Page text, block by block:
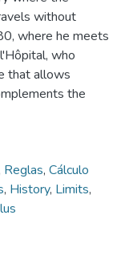
without
where he meets
who
that allows
the
Reglas, Cálculo
, History, Limits,